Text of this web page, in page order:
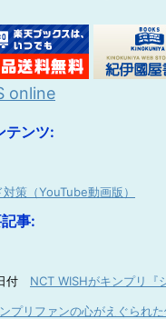
テンツ:
策（YouTube動画版）
事:
付 NCT WISHがキンプリ『
プリファンの心がえぐられ